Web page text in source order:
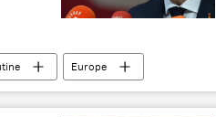
Europe